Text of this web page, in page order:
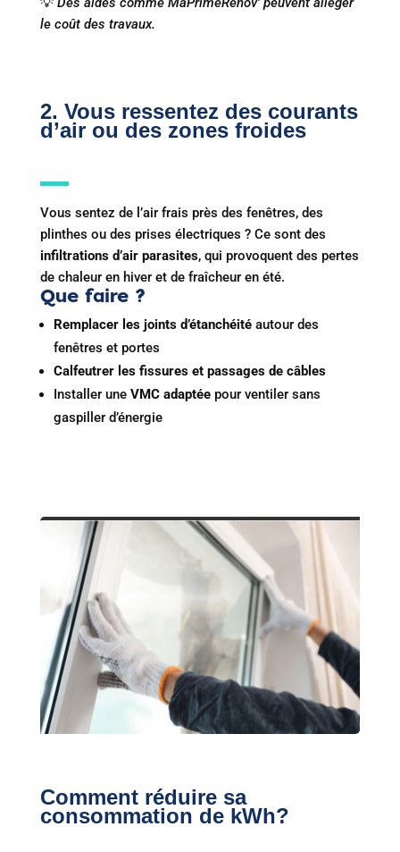
le coût des travaux.
2. Vous ressentez des courants
d’air ou des zones froides
Vous sentez de l’air frais près des fenêtres, des
plinthes ou des prises électriques ? Ce sont des
infiltrations d’air parasites, qui provoquent des pertes
de chaleur en hiver et de fraîcheur en été.
Que faire ?
Remplacer les joints d’étanchéitéautour des
fenêtres et portes
Calfeutrer les fissures et passages de câbles
Installer une VMC adaptéepour ventiler sans
gaspiller d’énergie
Comment réduire sa
consommation de kWh?